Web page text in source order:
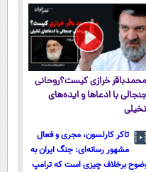
محمدباقر خرازی کیست؟روحانی
جنجالی با ادعاها و ایده‌های
تخیلی
تاکر کارلسون، مجری و فعال
مشهور رسانه‌ای: جنگ ایران به
برخلاف چیزی است که ترامپ